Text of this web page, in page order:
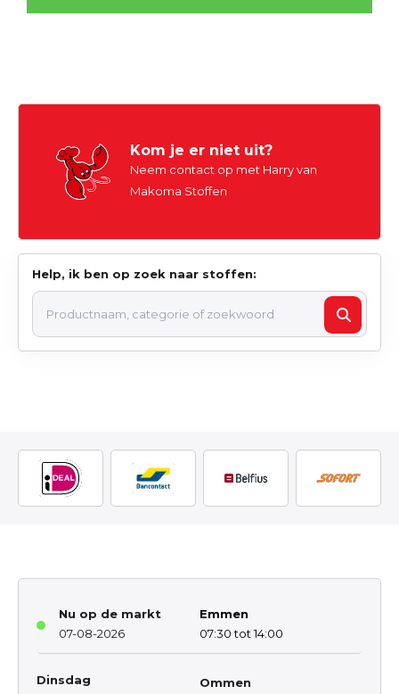
Kom je er niet uit?
Neem contact op met Harry van
Makoma Stoffen
Help, ik ben op zoek naar stoffen:
Nu op de markt
07-08-2026
Emmen
07:30 tot 14:00
Dinsdag
Ommen